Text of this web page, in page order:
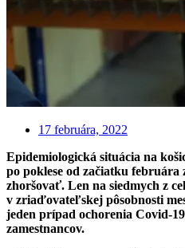
17 februára, 2022
Epidemiologická situácia na
po poklese od začiatku
zhoršovať. Len na siedmych z
v zriaďovateľskej pôsobnosti
jeden prípad ochorenia Covid-
zamestnancov.